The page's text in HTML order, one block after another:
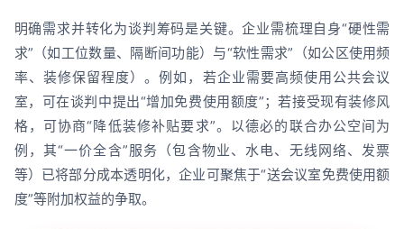
明确需求并转化为谈判筹码是关键。企业需梳理自身“硬性需
求”（如工位数量、隔断间功能）与“软性需求”（如公区使用频
率、装修保留程度）。例如，若企业需要高频使用公共会议
室，可在谈判中提出“增加免费使用额度”；若接受现有装修风
格，可协商“降低装修补贴要求”。以德必的联合办公空间为
例，其“一价全含”服务（包含物业、水电、无线网络、发票
等）已将部分成本透明化，企业可聚焦于“送会议室免费使用额
度”等附加权益的争取。